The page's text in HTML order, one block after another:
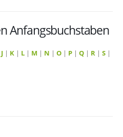
Anfangsbuchstaben
J | K | L | M | N | O | P | Q | R | S |